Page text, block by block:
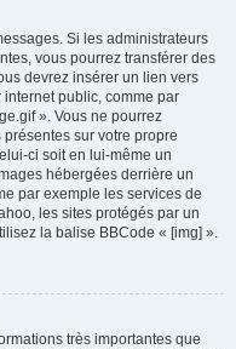
Si les administrateurs
vous pourrez transférer des
devrez insérer un lien vers
public, comme par
». Vous ne pourrez
sur votre propre
ci soit en lui-même un
hébergées derrière un
par exemple les services de
les sites protégés par un
la balise BBCode « [img] ».
très importantes que